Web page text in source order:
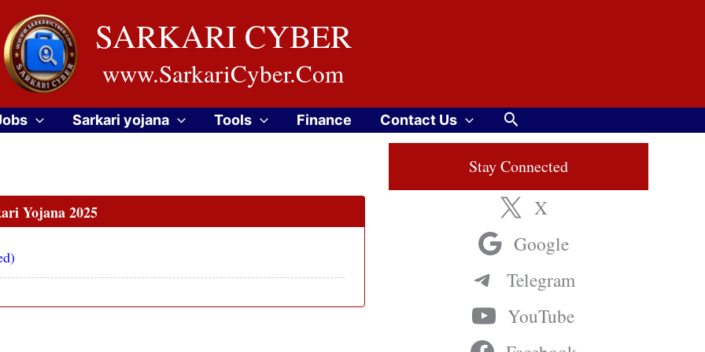
SARKARI CYBER
www.SarkariCyber.Com
Sarkari yojana Tools Finance Contact Us Search
Yojana 2025
Stay Connected
X
Google
Telegram
YouTube